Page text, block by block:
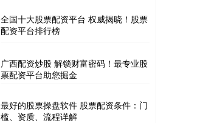
全国十大股票配资平台 权威揭晓！股票
配资平台排行榜
广西配资炒股 解锁财富密码！最专业股
票配资平台助您掘金
最好的股票操盘软件 股票配资条件：门
槛、资质、流程详解